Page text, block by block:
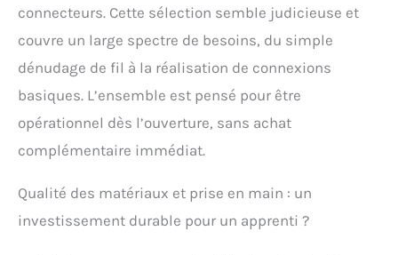
tous les outils dont
une seule boîte à outils,
vous allez adorer la
qu'elle offre Haute
qualité : cet outil dispose
la corrosion, traité
assurant durabilité et
longévité. Facile à
utiliser, il rend les
connecteurs. Cette sélection semble judicieuse et
couvre un large spectre de besoins, du simple
dénudage de fil à la réalisation de connexions
basiques. L’ensemble est pensé pour être
opérationnel dès l’ouverture, sans achat
complémentaire immédiat.
Qualité des matériaux et prise en main : un
investissement durable pour un apprenti ?